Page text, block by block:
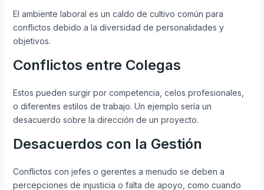
El ambiente laboral es un caldo de cultivo común para
conflictos debido a la diversidad de personalidades y
objetivos.
Conflictos entre Colegas
Estos pueden surgir por competencia, celos profesionales,
o diferentes estilos de trabajo. Un ejemplo sería un
desacuerdo sobre la dirección de un proyecto.
Desacuerdos con la Gestión
Conflictos con jefes o gerentes a menudo se deben a
percepciones de injusticia o falta de apoyo, como cuando